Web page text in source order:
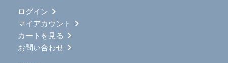
ログイン
マイアカウント
カートを見る
お問い合わせ